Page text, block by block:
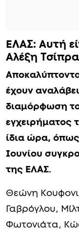
ΕΛΑΣ: Αυτή
Αλέξη Τσίπρα
έχουν
διαμόρφωση
εγχειρήματος
ίδια ώρα, όπως
Ιουνίου
της ΕΛΑΣ.
Θεώνη
Γαβρόγλου,
Φωτονιάτα,